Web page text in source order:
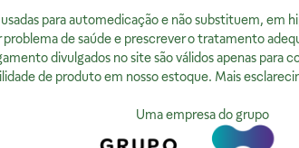
Privacidade
sua Privacidade
Qualidade
Guararapes, PE
CEP
54320-230 - Brasil
CNPJ:
07.015.691/0008-12
Licença Sanitária Nº:
00523.3/2025
AFE:
FARMACÊUTICA RESPONSÁVEL:
Diogo Amaro da Silva Santos
14237
para automedicação e não substituem, em
de saúde e prescrever o tratamento
divulgados no site são válidos apenas
de produto em nosso estoque. Mais
Uma empresa do grupo